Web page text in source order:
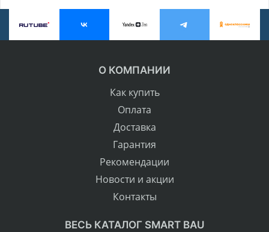
О КОМПАНИИ
Как купить
Оплата
Доставка
Гарантия
Рекомендации
Новости и акции
Контакты
ВЕСЬ КАТАЛОГ SMART BAU